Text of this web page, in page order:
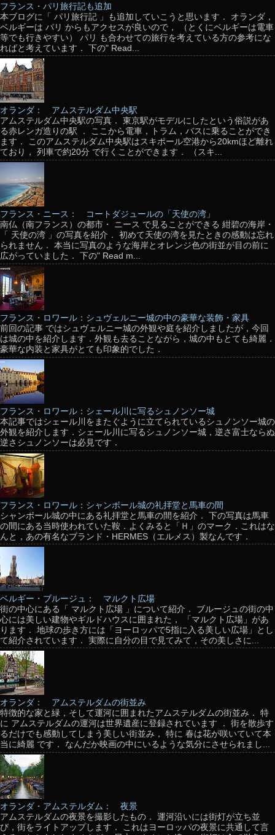
フランス・パリ旅行記も追加
本ブログに「 パリ旅行記 」も追加していこうと思います． オランダ，
ベルギーは パリ からもアクセスが良いので， （とくにベルギーは電車
等でも行きやすい） パリ も合わせての旅行を考えている方の参考にな
ればと考えています． 下の" Read...
オランダ： アムステルダム中央駅
アムステルダム中央駅の写真． 東京駅がモデルにしたという俗説があ
る赤レンガ造りの駅 ． ここから電車，トラム，バスに乗ることができ
ます． このアムステルダム中央駅はスキポール空港から20kmほど離れ
ており， 列車で約20分 で行くことができます． （スキ...
フランス・ニース： コートダジュールの「天使の湾」
南仏（南フランス）の都市・ ニース で見ることができる 紺碧の海岸・
「 天使の湾 」の写真を紹介． 初めて天使の湾を見たときの感動は忘れ
られません． 本当に写真のような海岸とオレンジ色の街並が目の前に
広がっていました． 下の" Read m...
フランス・ロワール：シュヴェルニー城の中の豪華な装飾・家具
前回の記事 ではシュヴェルニー城の外観や庭を紹介しましたが，今回
は城の中を紹介します．外観も去ることながら，城の中もとても綺麗．
豪華な内装と家具がとても印象的でした．
フランス・ロワール：シェール川に写るシュノンソー城
本記事ではシェール川をまたぐように立てられているシュノンソー城の
外観を紹介します．シェール川に写るシュノンソー城，逆さ富士ならぬ
逆さシュノンソーは必見です．
フランス・ロワール：シャンボール城の礼拝堂と馬車の間
シャンボール城の中にある礼拝堂と馬車の間を紹介． 下の写真は馬車
の間にある当時使われていた鞍．よくみると「Ｈ」のマーク．これはな
んと，あの有名なブランド・HERMES（エルメス）製なんです．
ベルギー・ブルージュ： マルクト広場
街の中心にある「 マルクト広場 」について紹介． ブルージュの街の中
心には美しい建物やギルドハウスに囲まれた， 「マルクト広場」があ
ります． 地球の歩き方には「ヨーロッパで5指に入る美しい広場」とし
て紹介されています． 実際に自分の目で見てみて，その美しさに...
オランダ： アムステルダムの街並み
特徴的な家と緑，そして運河に囲まれたアムステルダムの街並み． 特
に アムステルダムの運河は世界遺産に登録されています ． 街を散歩す
るだけでも感動してしまう美しい街並み， 特に 春は花が咲いていて本
当に綺麗 です． なんだか映画の中にいるような気分にさせられまし...
オランダ・アムステルダム： 夜景
アムステルダムの夜景を撮影したもの． 運河沿いには街灯が立ち並
び，街をライトアップします． これはヨーロッパの夜景に共通して言